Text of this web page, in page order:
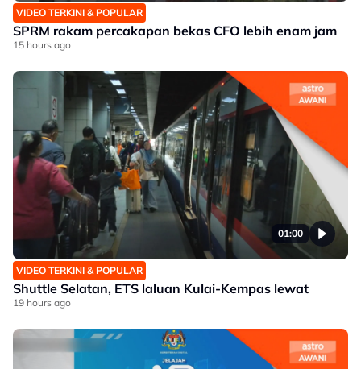
VIDEO TERKINI & POPULAR
SPRM rakam percakapan bekas CFO lebih enam jam
15 hours ago
01:00
VIDEO TERKINI & POPULAR
Shuttle Selatan, ETS laluan Kulai-Kempas lewat
19 hours ago